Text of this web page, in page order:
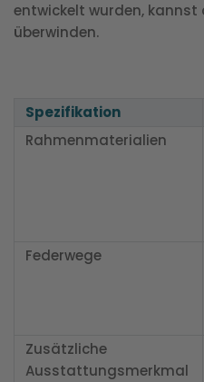
entwickelt wurden, kannst
überwinden.
Spezifikation
Rahmenmaterialien
Federwege
Zusätzliche
Ausstattungsmerkmal